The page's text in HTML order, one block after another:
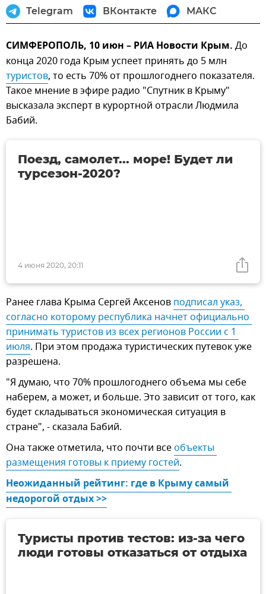
Telegram ВКонтакте МАКС
СИМФЕРОПОЛЬ, 10 июн – РИА Новости Крым. До
конца 2020 года Крым успеет принять до 5 млн
туристов, то есть 70% от прошлогоднего показателя.
Такое мнение в эфире радио "Спутник в Крыму"
высказала эксперт в курортной отрасли Людмила
Бабий.
4 июня 2020, 20:11
Поезд, самолет... море! Будет ли
турсезон-2020?
Ранее глава Крыма Сергей Аксенов подписал указ,
согласно которому республика начнет официально
принимать туристов из всех регионов России с 1
июля. При этом продажа туристических путевок уже
разрешена.
"Я думаю, что 70% прошлогоднего объема мы себе
наберем, а может, и больше. Это зависит от того, как
будет складываться экономическая ситуация в
стране", - сказала Бабий.
Она также отметила, что почти все объекты
размещения готовы к приему гостей.
Неожиданный рейтинг: где в Крыму самый
недорогой отдых >>
Туристы против тестов: из-за чего
люди готовы отказаться от отдыха